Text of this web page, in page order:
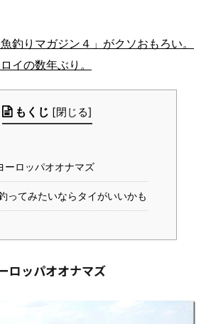
魚釣りマガジン４」がクソおもろい。
イの数年ぶり。
もくじ [閉じる]
ーロッパオオナマズ
ってみたいならタイがいいかも
ロッパオオナマズ